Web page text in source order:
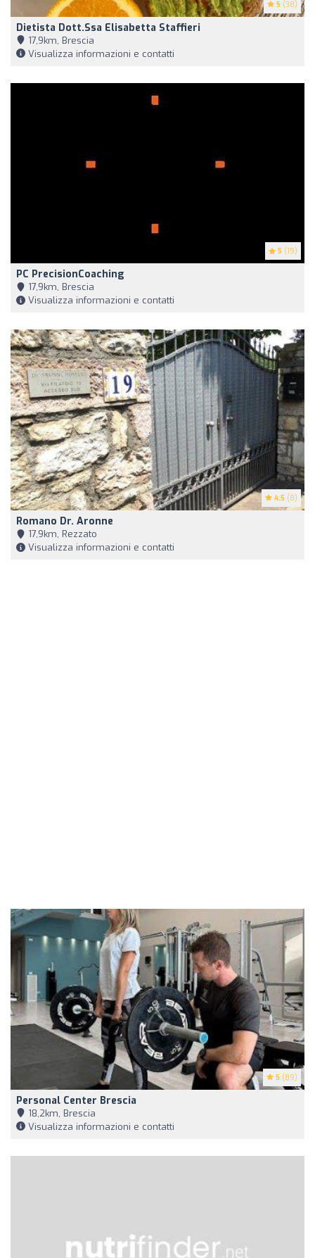
5 (38)
Dietista Dott.ssa Elisabetta Staffieri
17,9km, Brescia
Visualizza informazioni e contatti
5 (19)
PC PrecisionCoaching
17,9km, Brescia
Visualizza informazioni e contatti
4.5 (8)
Romano Dr. Aronne
17,9km, Rezzato
Visualizza informazioni e contatti
5 (89)
Personal Center Brescia
18,2km, Brescia
Visualizza informazioni e contatti